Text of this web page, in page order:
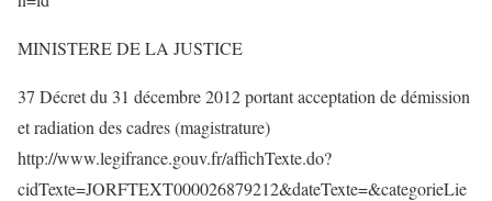
MINISTERE DE LA JUSTICE
37 Décret du 31 décembre 2012 portant acceptation de démission
et radiation des cadres (magistrature)
http://www.legifrance.gouv.fr/affichTexte.do?
cidTexte=JORFTEXT000026879212&dateTexte=&categorieLie